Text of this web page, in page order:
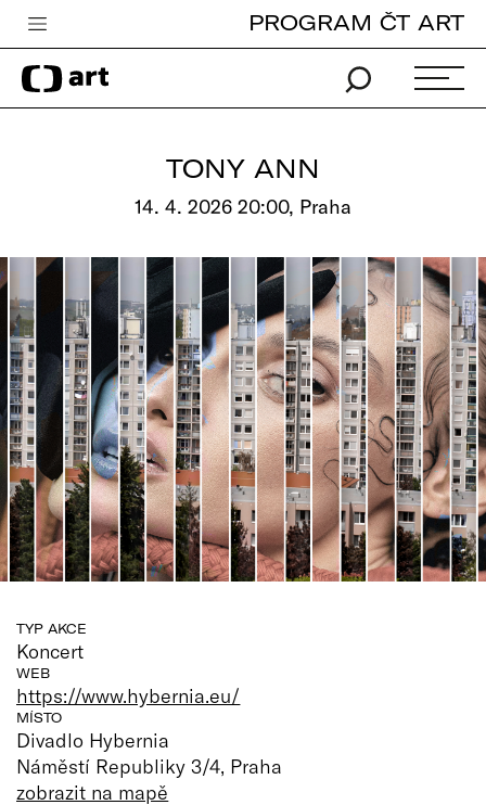
Česká televize
Zpravodajství
Pro děti
edu
Vše o ČT
PROGRAM ČT ART
TONY ANN
14. 4. 2026 20:00, Praha
TYP AKCE
Koncert
WEB
https://www.hybernia.eu/
MÍSTO
Divadlo Hybernia
Náměstí Republiky 3/4, Praha
zobrazit na mapě